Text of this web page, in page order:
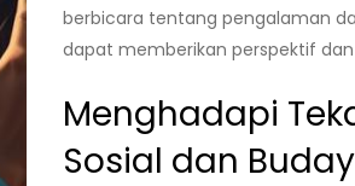
berbicara tentang pengalaman
dapat memberikan perspektif dan
Menghadapi
Sosial dan